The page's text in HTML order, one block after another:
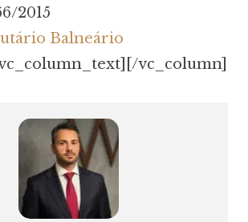
2015
Balneário
vc_column]